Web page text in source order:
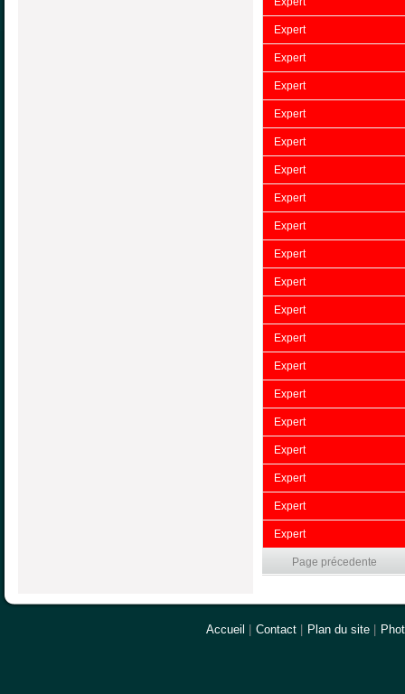
Expert
Expert
Expert
Expert
Expert
Expert
Expert
Expert
Expert
Expert
Expert
Expert
Expert
Expert
Expert
Expert
Expert
Expert
Expert
Page précedente
Accueil Contact Plan du site